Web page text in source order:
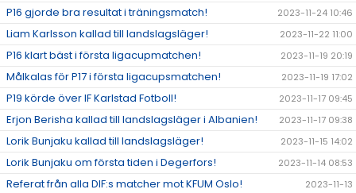
P16 gjorde bra resultat i träningsmatch! 2023-11-24 10:46
Liam Karlsson kallad till landslagsläger! 2023-11-22 11:00
P16 klart bäst i första ligacupmatchen! 2023-11-19 20:19
Målkalas för P17 i första ligacupsmatchen! 2023-11-19 17:02
P19 körde över IF Karlstad Fotboll! 2023-11-17 09:45
Erjon Berisha kallad till landslagsläger i Albanien! 2023-11-17 09:38
Lorik Bunjaku kallad till landslagsläger! 2023-11-15 14:02
Lorik Bunjaku om första tiden i Degerfors! 2023-11-14 08:53
Referat från alla DIF:s matcher mot KFUM Oslo! 2023-11-13